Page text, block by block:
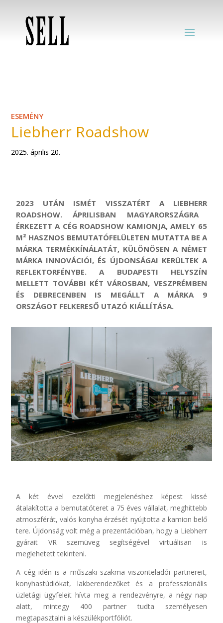
ESEMÉNY
Liebherr Roadshow
2025. április 20.
2023 UTÁN ISMÉT VISSZATÉRT A LIEBHERR
ROADSHOW. ÁPRILISBAN MAGYARORSZÁGRA
ÉRKEZETT A CÉG ROADSHOW KAMIONJA, AMELY 65
M² HASZNOS BEMUTATÓFELÜLETEN MUTATTA BE A
MÁRKA TERMÉKKÍNÁLATÁT, KÜLÖNÖSEN A NÉMET
MÁRKA INNOVÁCIÓI, ÉS ÚJDONSÁGAI KERÜLTEK A
REFLEKTORFÉNYBE. A BUDAPESTI HELYSZÍN
MELLETT TOVÁBBI KÉT VÁROSBAN, VESZPRÉMBEN
ÉS DEBRECENBEN IS MEGÁLLT A MÁRKA 9
ORSZÁGOT FELKERESŐ UTAZÓ KIÁLLÍTÁSA.
A két évvel ezelőtti megjelenéshez képest kissé
átalakította a bemutatóteret a 75 éves vállalat, meghittebb
atmoszférát, valós konyha érzését nyújtotta a kamion belő
tere. Újdonság volt még a prezentációban, hogy a Liebherr
gyárait VR szemüveg segítségével virtuálisan is
meglehetett tekinteni.
A cég idén is a műszaki szakma viszonteladói partnereit,
konyhastúdiókat, lakberendezőket és a professzionális
üzletági ügyfeleit hívta meg a rendezvényre, a négy nap
alatt, mintegy 400 partner tudta személyesen
megtapasztalni a készülékportfóliót.